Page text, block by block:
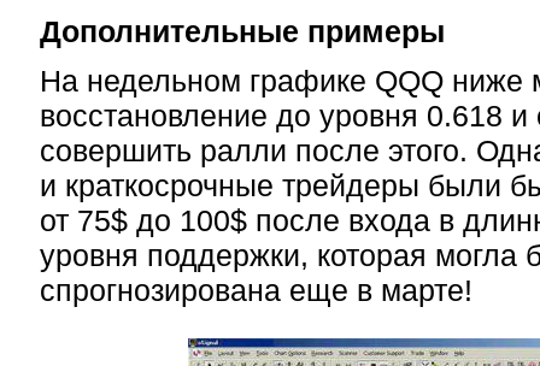
Дополнительные примеры
На недельном графике QQQ ниже
восстановление до уровня 0.618
совершить ралли после этого.
и краткосрочные трейдеры были
от 75$ до 100$ после входа в
уровня поддержки, которая могла
спрогнозирована еще в марте!